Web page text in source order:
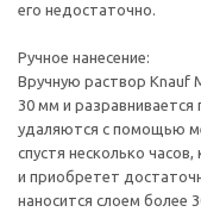
его недостаточно.
Ручное нанесение:
Вручную раствор Knauf
30 мм и
удаляются с помощью
спустя несколько
и приобретет
наносится слоем более